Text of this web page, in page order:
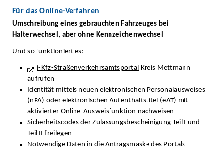
Für das Online-Verfahren
Umschreibung eines gebrauchten Fahrzeuges bei
Halterwechsel, aber ohne Kennzeichenwechsel
Und so funktioniert es:
i-Kfz-Straßenverkehrsamtsportal Kreis Mettmann
aufrufen
Identität mittels neuen elektronischen Personalausweises
(nPA) oder elektronischen Aufenthaltstitel (eAT) mit
aktivierter Online-Ausweisfunktion nachweisen
Sicherheitscodes der Zulassungsbescheinigung Teil I und
Teil II freilegen
Notwendige Daten in die Antragsmaske des Portals